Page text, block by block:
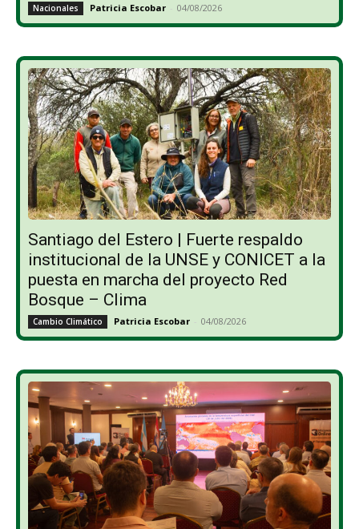
Nacionales Patricia Escobar - 04/08/2026
Santiago del Estero | Fuerte respaldo
institucional de la UNSE y CONICET a la
puesta en marcha del proyecto Red
Bosque – Clima
Cambio Climático Patricia Escobar - 04/08/2026